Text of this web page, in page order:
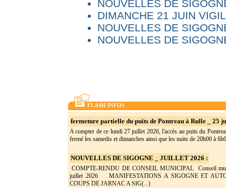
NOUVELLES DE
DIMANCHE 21 JUIN
NOUVELLES DE
NOUVELLES DE
FLASH INFOS
fermeture partielle du puits de Pontreau à Rulle _ 25
A compter de ce lundi 27 juillet 2026, l'accès au puits du
fermé les samedis et dimanches ainsi que les nuits de 20h00 à
NOUVELLES DE SIGOGNE _ JUILLET 2026 :
COMPTE-RENDU DE CONSEIL MUNICIPAL Conseil
juillet 2026 MANIFESTATIONS A SIGOGNE ET
COUPS DE JARNAC A SIG(...)